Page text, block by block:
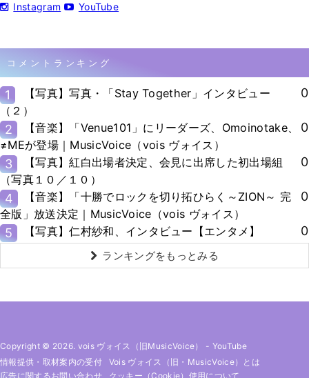
Instagram YouTube
コメントランキング
1
【写真】写真・「Stay Together」インタビュー
（２）
0
2
【音楽】「Venue101」にリーダーズ、Omoinotake、
≠MEが登場｜MusicVoice（vois ヴォイス）
0
3
【写真】紅白出場者決定、会見に出席した初出場組
（写真１０／１０）
0
4
【音楽】「十勝でロックを切り拓ひらく～ZION～ 完
全版」放送決定｜MusicVoice（vois ヴォイス）
0
5 【写真】仁村紗和、インタビュー【エンタメ】 0
ランキングをもっとみる
Copyright © 2026. vois ヴォイス（旧MusicVoice） - YouTube
情報提供・取材案内の受付
Vois ヴォイス（旧・MusicVoice）とは
広告に関するお問い合わせ
クッキー（cookie）使用について